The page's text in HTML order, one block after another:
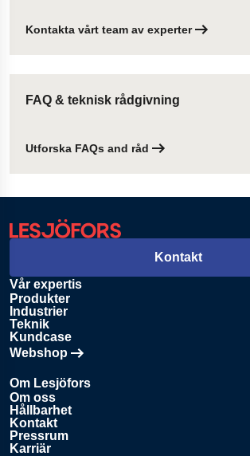
Kontakta vårt team av experter
FAQ & teknisk rådgivning
Utforska FAQs and råd
Vår expertis
Produkter
Industrier
Teknik
Kundcase
Webshop
Öppnas i en ny flik
Om Lesjöfors
Om oss
Hållbarhet
Kontakt
Pressrum
Karriär
Kontakt